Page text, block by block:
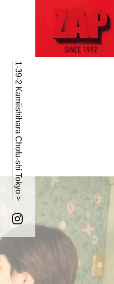
1-39-2 Kamiishihara Chofu-shi Tokyo >